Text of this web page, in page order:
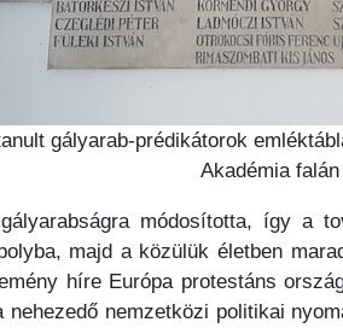
gályarab-prédikátorok
Akadémia falán
módosította, így a
majd a közülük életben
híre Európa protestáns
nemzetközi politikai